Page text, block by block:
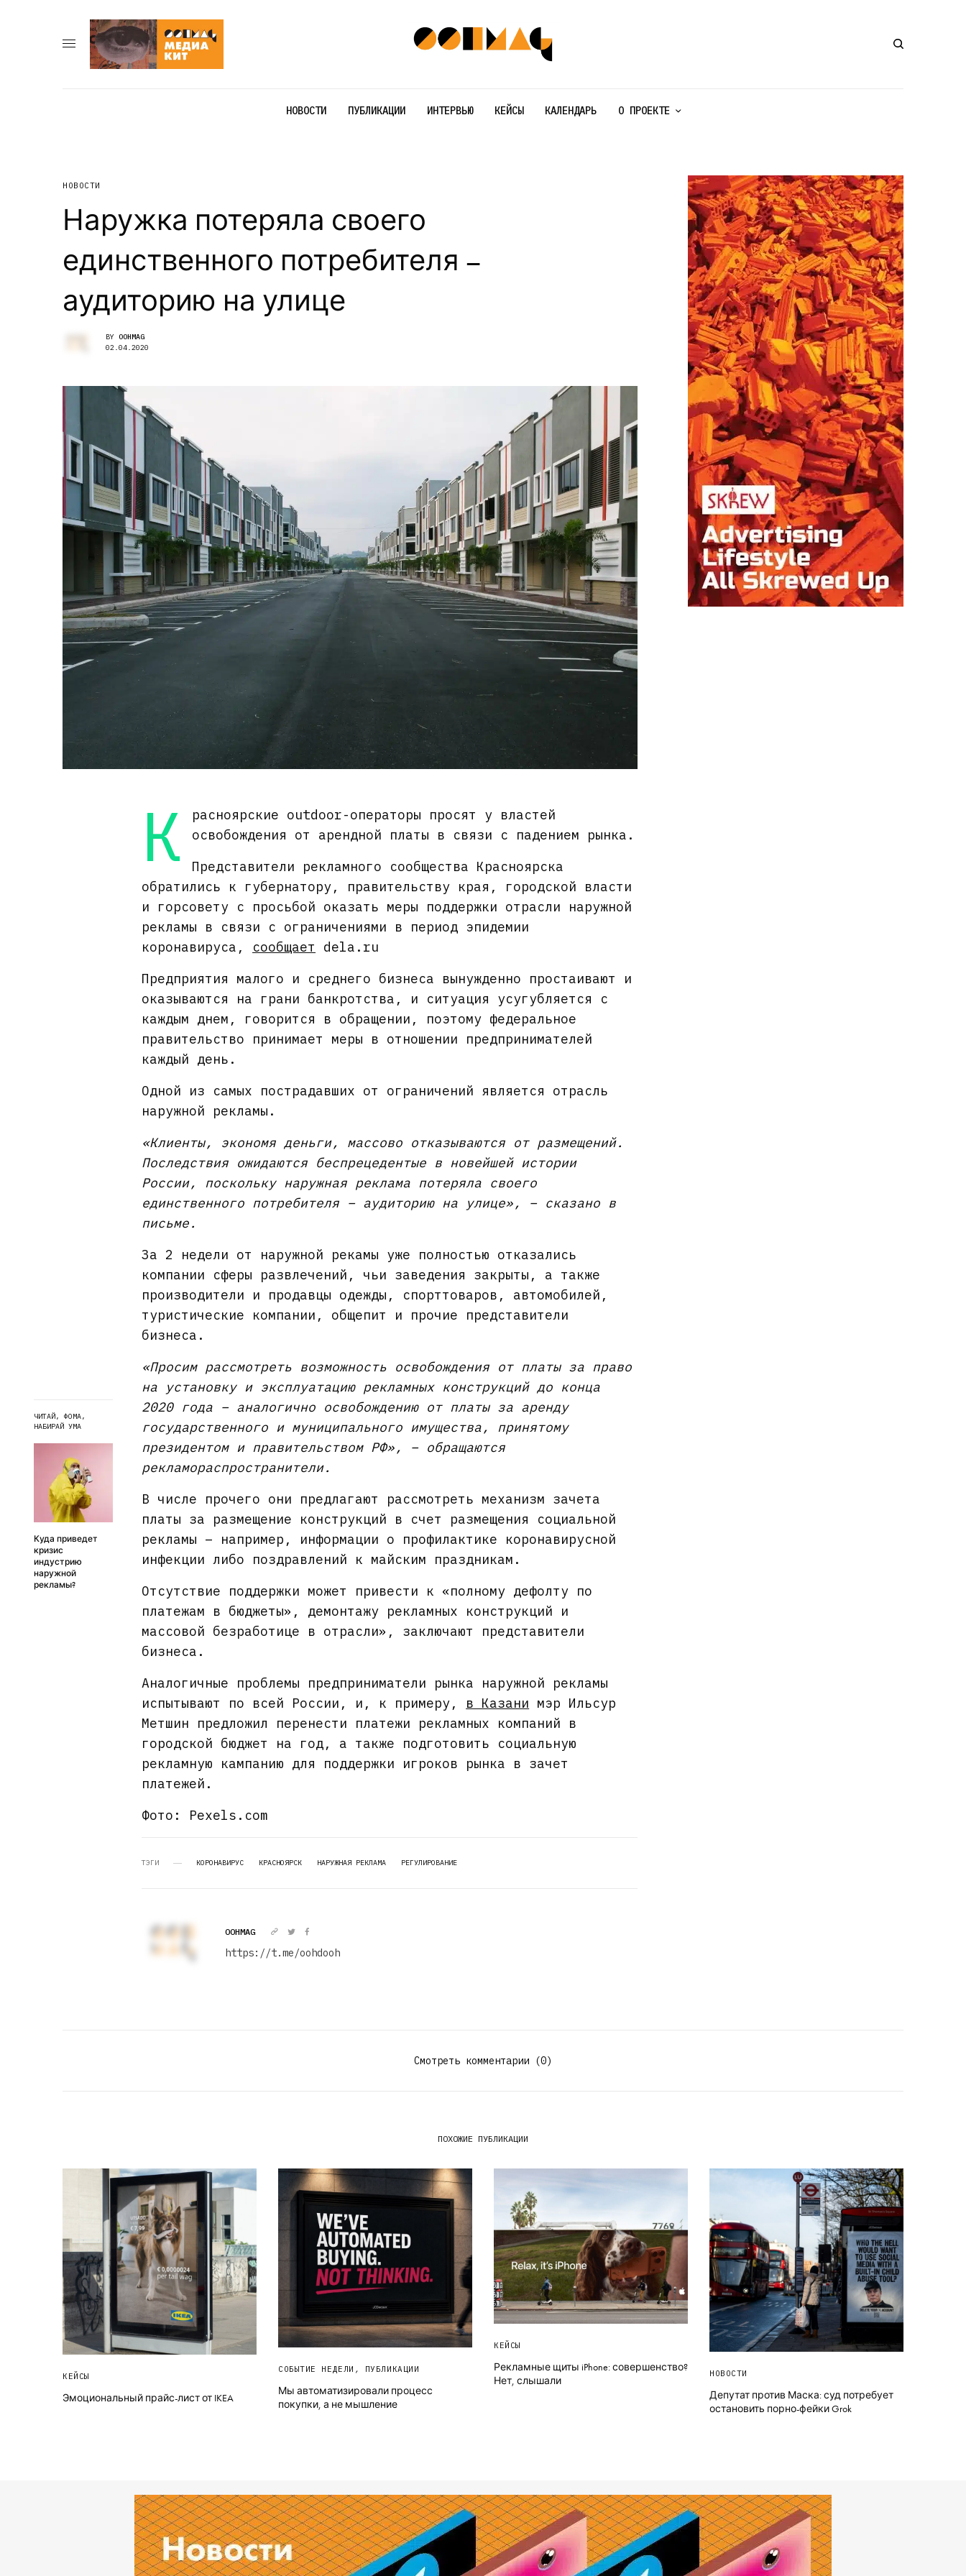
НОВОСТИ ПУБЛИКАЦИИ ИНТЕРВЬЮ КЕЙСЫ КАЛЕНДАРЬ О ПРОЕКТЕ
НОВОСТИ
Наружка потеряла своего
единственного потребителя –
аудиторию на улице
BY OOHMAG
02.04.2020
ЧИТАЙ, ФОМА,
НАБИРАЙ УМА
Куда приведет
кризис
индустрию
наружной
рекламы?
К
расноярские outdoor-операторы просят у властей
освобождения от арендной платы в связи с падением рынка.
Представители рекламного сообщества Красноярска
обратились к губернатору, правительству края, городской власти
и горсовету с просьбой оказать меры поддержки отрасли наружной
рекламы в связи с ограничениями в период эпидемии
коронавируса, сообщает dela.ru
Предприятия малого и среднего бизнеса вынужденно простаивают и
оказываются на грани банкротства, и ситуация усугубляется с
каждым днем, говорится в обращении, поэтому федеральное
правительство принимает меры в отношении предпринимателей
каждый день.
Одной из самых пострадавших от ограничений является отрасль
наружной рекламы.
«Клиенты, экономя деньги, массово отказываются от размещений.
Последствия ожидаются беспрецедентые в новейшей истории
России, поскольку наружная реклама потеряла своего
единственного потребителя – аудиторию на улице», – сказано в
письме.
За 2 недели от наружной рекамы уже полностью отказались
компании сферы развлечений, чьи заведения закрыты, а также
производители и продавцы одежды, спорттоваров, автомобилей,
туристические компании, общепит и прочие представители
бизнеса.
«Просим рассмотреть возможность освобождения от платы за право
на установку и эксплуатацию рекламных конструкций до конца
2020 года – аналогично освобождению от платы за аренду
государственного и муниципального имущества, принятому
президентом и правительством РФ», – обращаются
рекламораспространители.
В числе прочего они предлагают рассмотреть механизм зачета
платы за размещение конструкций в счет размещения социальной
рекламы – например, информации о профилактике коронавирусной
инфекции либо поздравлений к майским праздникам.
Отсутствие поддержки может привести к «полному дефолту по
платежам в бюджеты», демонтажу рекламных конструкций и
массовой безработице в отрасли», заключают представители
бизнеса.
Аналогичные проблемы предприниматели рынка наружной рекламы
испытывают по всей России, и, к примеру, в Казани мэр Ильсур
Метшин предложил перенести платежи рекламных компаний в
городской бюджет на год, а также подготовить социальную
рекламную кампанию для поддержки игроков рынка в зачет
платежей.
Фото: Pexels.com
ТЭГИ КОРОНАВИРУС КРАСНОЯРСК НАРУЖНАЯ РЕКЛАМА РЕГУЛИРОВАНИЕ
OOHMAG
https://t.me/oohdooh
Смотреть комментарии (0)
ПОХОЖИЕ ПУБЛИКАЦИИ
КЕЙСЫ
Эмоциональный прайс-лист от IKEA
СОБЫТИЕ НЕДЕЛИ , ПУБЛИКАЦИИ
Мы автоматизировали процесс
покупки, а не мышление
КЕЙСЫ
Рекламные щиты iPhone: совершенство?
Нет, слышали
НОВОСТИ
Депутат против Маска: суд потребует
остановить порно-фейки Grok